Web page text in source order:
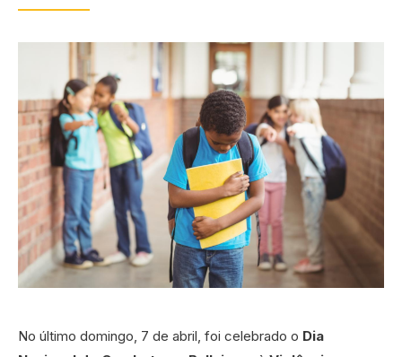
No último domingo, 7 de abril, foi celebrado o Dia